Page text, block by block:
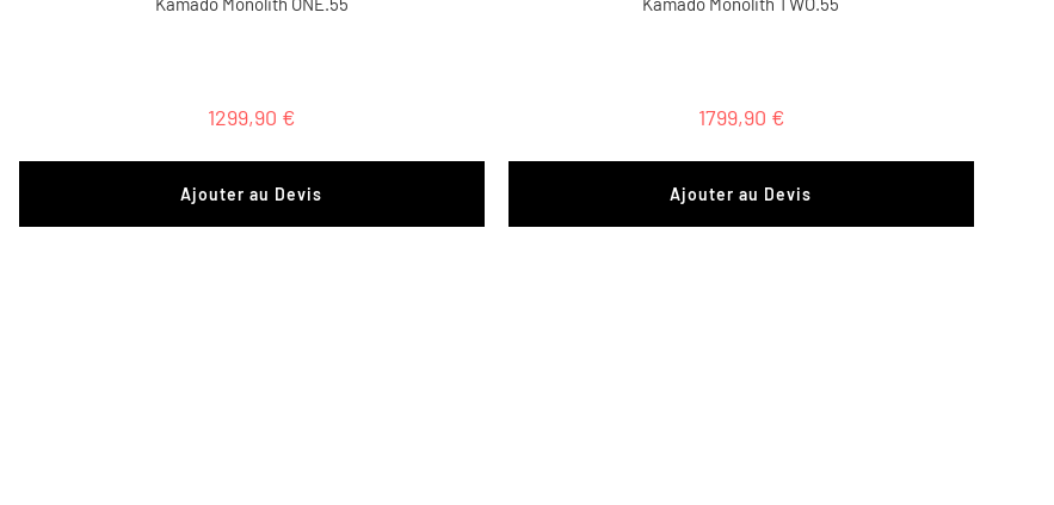
1299,90 €
Ajouter au Devis
1799,90 €
Ajouter au Devis